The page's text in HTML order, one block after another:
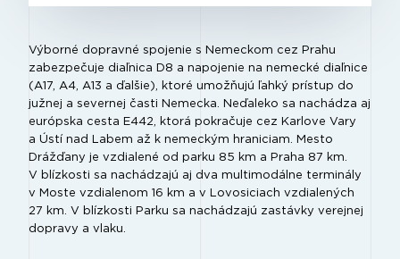
Výborné dopravné spojenie s Nemeckom cez Prahu
zabezpečuje diaľnica D8 a napojenie na nemecké diaľnice
(A17, A4, A13 a ďalšie), ktoré umožňujú ľahký prístup do
južnej a severnej časti Nemecka. Neďaleko sa nachádza aj
európska cesta E442, ktorá pokračuje cez Karlove Vary
a Ústí nad Labem až k nemeckým hraniciam. Mesto
Drážďany je vzdialené od parku 85 km a Praha 87 km.
V blízkosti sa nachádzajú aj dva multimodálne terminály
v Moste vzdialenom 16 km a v Lovosiciach vzdialených
27 km. V blízkosti Parku sa nachádzajú zastávky verejnej
dopravy a vlaku.